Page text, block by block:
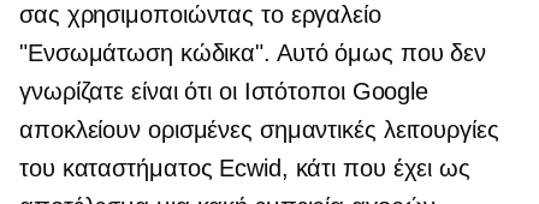
σας χρησιμοποιώντας το εργαλείο
"Ενσωμάτωση κώδικα". Αυτό όμως που δεν
γνωρίζατε είναι ότι οι Ιστότοποι Google
αποκλείουν ορισμένες σημαντικές λειτουργίες
του καταστήματος Ecwid, κάτι που έχει ως